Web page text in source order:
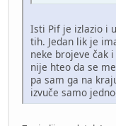
Isti Pif je izlazio i
tih. Jedan lik je
neke brojeve čak
nije hteo da se
pa sam ga na
izvuče samo